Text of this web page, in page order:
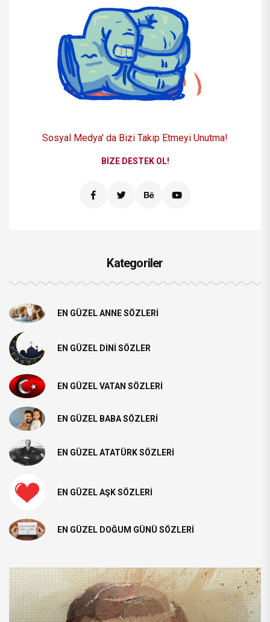
Sosyal Medya' da Bizi Takip Etmeyi Unutma!
BIZE DESTEK OL!
Kategoriler
EN GÜZEL ANNE SÖZLERI
EN GÜZEL DINI SÖZLER
EN GÜZEL VATAN SÖZLERI
EN GÜZEL BABA SÖZLERI
EN GÜZEL ATATÜRK SÖZLERI
EN GÜZEL AŞK SÖZLERI
EN GÜZEL DOĞUM GÜNÜ SÖZLERI